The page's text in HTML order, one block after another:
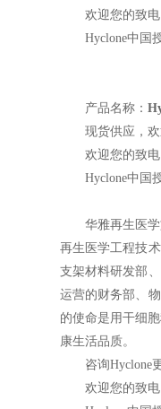
欢迎您的
Hyclone中国
产品名称：
现货供应，
欢迎您的
Hyclone中国
华雅再生医
再生医学工程技
支架材料研发部
运营的财务部、
的使命是用干细
康生活品质。
咨询Hyclone
欢迎您的